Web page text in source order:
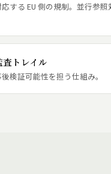
する EU 側の規制。並行参照
査トレイル
後検証可能性を担う仕組み。